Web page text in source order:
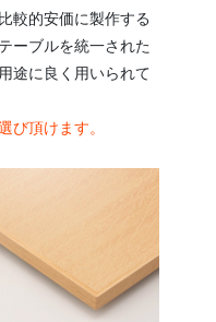
較的安価に製作する
ーブルを統一された
途に良く用いられて
び頂けます。